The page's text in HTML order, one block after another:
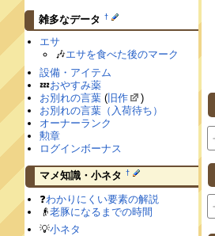
雑多なデータ †
エサ
🎶エサを食べた後のマーク
設備・アイテム
💤おやすみ薬
お別れの言葉 (旧作
)
お別れの言葉（入荷待ち）
オーナーランク
勲章
ログインボーナス
マメ知識・小ネタ †
❓わかりにくい要素の解説
👴老豚になるまでの時間
💡小ネタ